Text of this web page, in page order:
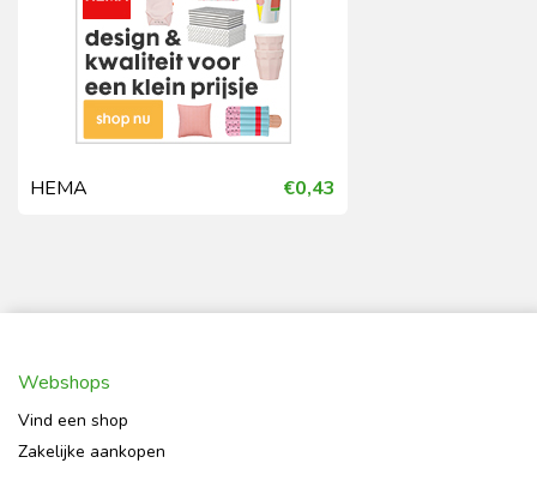
HEMA €0,43
Webshops
Vind een shop
Zakelijke aankopen